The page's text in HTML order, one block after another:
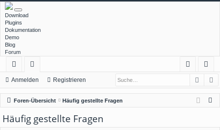
Download
Plugins
Dokumentation
Demo
Blog
Forum
ch
ne
llz
ug
or
en
m
el
de
ist
rie
re
Anmelden Registrieren
Foren-Übersicht Häufig gestellte Fragen
Häufig gestellte Fragen